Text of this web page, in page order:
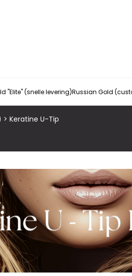
"Elite" (snelle levering)Russian Gold
> Keratine U-Tip